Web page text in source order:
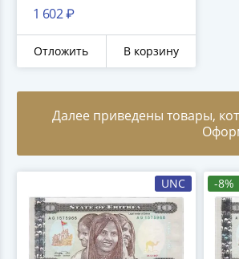
1 602 ₽
Отложить В корзину
Далее приведены товары,
UNC -8%